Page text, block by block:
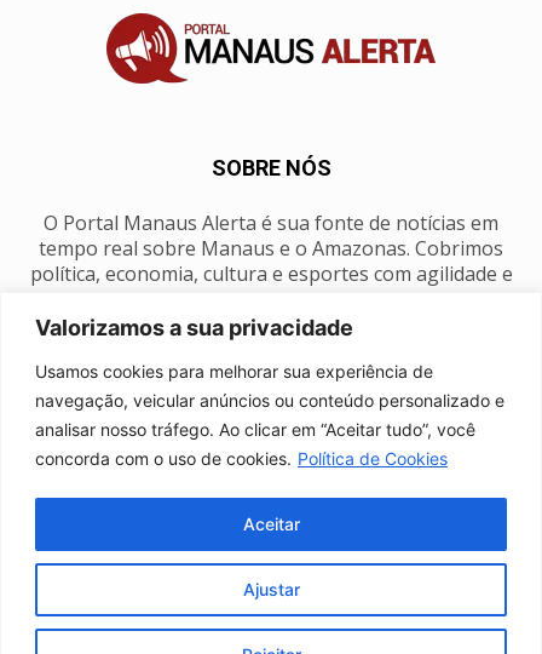
Valorizamos a sua privacidade
Usamos cookies para melhorar sua experiência de
navegação, veicular anúncios ou conteúdo personalizado e
analisar nosso tráfego. Ao clicar em “Aceitar tudo”, você
concorda com o uso de cookies. Política de Cookies
Ajustar
Aceitar
SOBRE NÓS
O Portal Manaus Alerta é sua fonte de notícias em
tempo real sobre Manaus e o Amazonas. Cobrimos
política, economia, cultura e esportes com agilidade e
SIGA-NOS
Fale conosco
Manaus Clima